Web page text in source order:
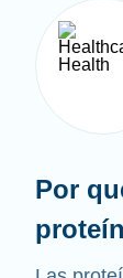
Por